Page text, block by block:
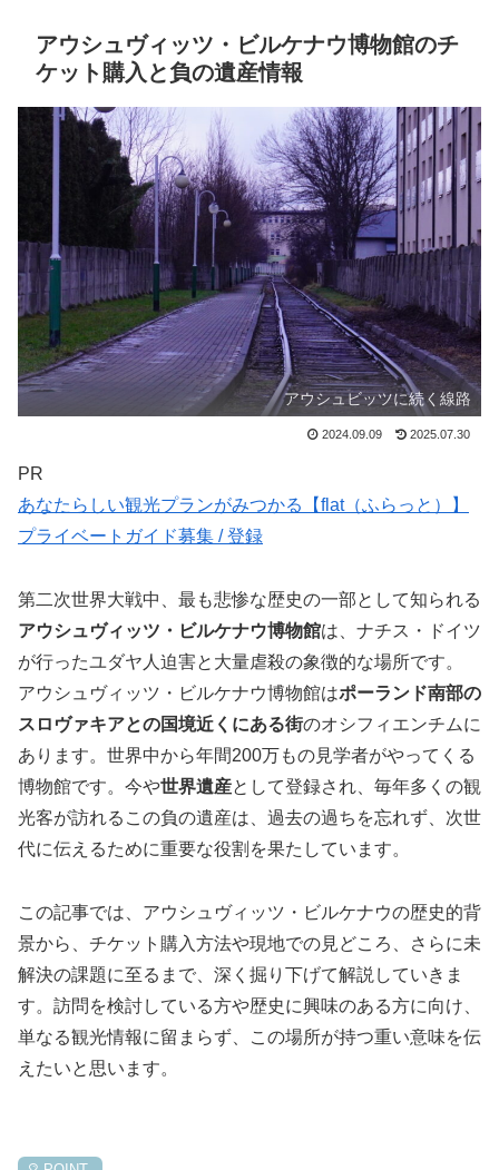
アウシュヴィッツ・ビルケナウ博物館のチ
ケット購入と負の遺産情報
アウシュビッツに続く線路
2024.09.09 2025.07.30
PR
あなたらしい観光プランがみつかる【flat（ふらっと）】
プライベートガイド募集 / 登録
第二次世界大戦中、最も悲惨な歴史の一部として知られる
アウシュヴィッツ・ビルケナウ博物館は、ナチス・ドイツ
が行ったユダヤ人迫害と大量虐殺の象徴的な場所です。
アウシュヴィッツ・ビルケナウ博物館はポーランド南部の
スロヴァキアとの国境近くにある街のオシフィエンチムに
あります。世界中から年間200万もの見学者がやってくる
博物館です。今や世界遺産として登録され、毎年多くの観
光客が訪れるこの負の遺産は、過去の過ちを忘れず、次世
代に伝えるために重要な役割を果たしています。
この記事では、アウシュヴィッツ・ビルケナウの歴史的背
景から、チケット購入方法や現地での見どころ、さらに未
解決の課題に至るまで、深く掘り下げて解説していきま
す。訪問を検討している方や歴史に興味のある方に向け、
単なる観光情報に留まらず、この場所が持つ重い意味を伝
えたいと思います。